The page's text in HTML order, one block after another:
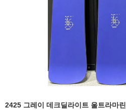
2425 그레이 데크딜라이트 울트라마린